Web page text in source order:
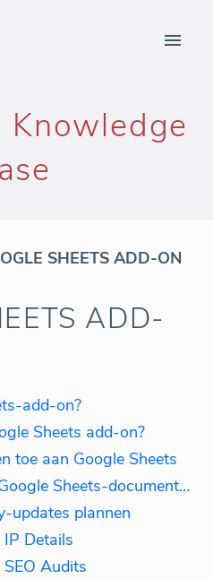
Knowledge
SHEETS ADD-ON
ADD-
add-on?
Sheets add-on?
toe aan Google Sheets
Hoe queries beheren in Google Sheets-documenten
updates plannen
Details
Audits